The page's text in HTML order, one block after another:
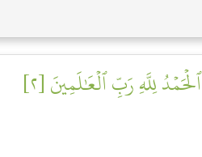
ٱلۡحَمۡدُ لِلَّهِ رَبِّ ٱلۡعَٰلَمِينَ [٢]